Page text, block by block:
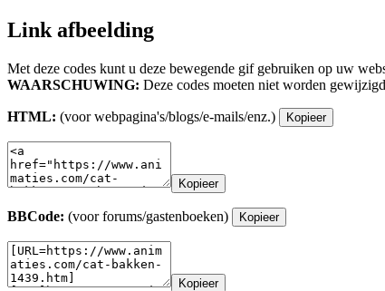
Link afbeelding
Met deze codes kunt u deze bewegende gif gebruiken op uw
WAARSCHUWING: Deze codes moeten niet worden
HTML: (voor webpagina's/blogs/e-mails/enz.) Kopieer
Kopieer
BBCode: (voor forums/gastenboeken) Kopieer
Kopieer